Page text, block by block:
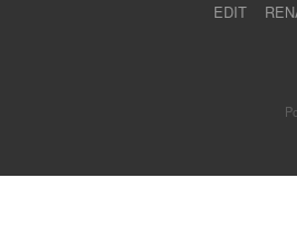
EDIT